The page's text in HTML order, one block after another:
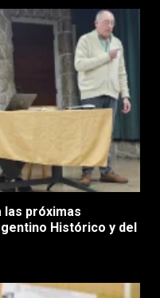
las próximas
Histórico y del